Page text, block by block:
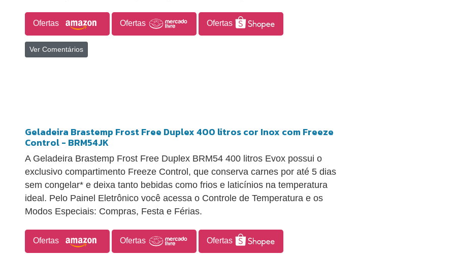
Ofertas Ofertas Ofertas
Ver Comentários
Geladeira Brastemp Frost Free Duplex 400 litros cor Inox com Freeze
Control - BRM54JK
A Geladeira Brastemp Frost Free Duplex BRM54 400 litros Evox possui o
exclusivo compartimento Freeze Control, que conserva carnes por até 5 dias
sem congelar* e deixa tanto bebidas como frios e laticínios na temperatura
ideal. Pelo Painel Eletrônico você acessa o Controle de Temperatura e os
Modos Especiais: Compras, Festa e Férias.
Ofertas Ofertas Ofertas